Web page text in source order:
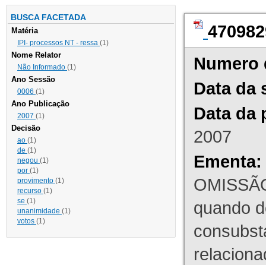
BUSCA FACETADA
Matéria
IPI- processos NT - ressa (1)
Nome Relator
Não Informado (1)
Ano Sessão
0006 (1)
Ano Publicação
2007 (1)
Decisão
ao (1)
de (1)
negou (1)
por (1)
provimento (1)
recurso (1)
se (1)
unanimidade (1)
votos (1)
Numero
Data da
Data da
2007
Ementa:
quando